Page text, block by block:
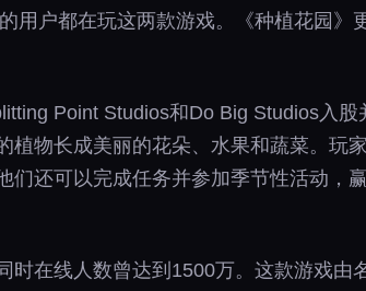
用户都在玩这两款游戏。《种植花园》
Point Studios和Do Big Studios入
物长成美丽的花朵、水果和蔬菜。玩
还可以完成任务并参加季节性活动，
时在线人数曾达到1500万。这款游戏由